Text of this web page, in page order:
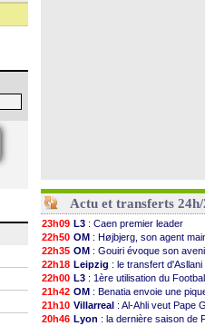
Actu et transferts
23h09 L3 : Caen premier leader
22h50 OM : Højbjerg, son agent
22h35 OM : Gouiri évoque son
22h18 Leipzig : le transfert
22h00 L3 : 1ère utilisation du
21h42 OM : Benatia envoie une
21h10 Villarreal : Al-Ahli veut Pape
20h46 Lyon : la dernière saison de